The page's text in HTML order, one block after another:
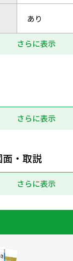
あり
さらに表示
さらに表示
・取説
さらに表示